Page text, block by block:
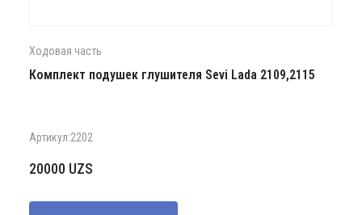
Ходовая часть
Комплект подушек глушителя Sevi Lada 2109,2115
Артикул:2202
20000 UZS